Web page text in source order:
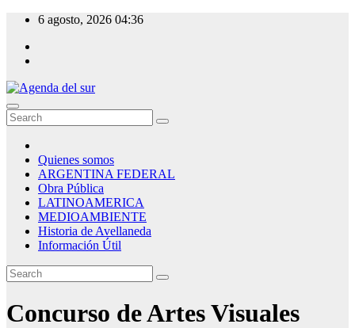
Skip
content
6 agosto, 2026 04:36
Agenda del sur
Quienes somos
ARGENTINA FEDERAL
Obra Pública
LATINOAMERICA
MEDIOAMBIENTE
Historia de Avellaneda
Información Útil
Concurso de Artes Visuales